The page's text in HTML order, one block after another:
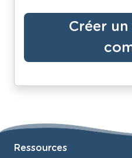
Créer
Ressources